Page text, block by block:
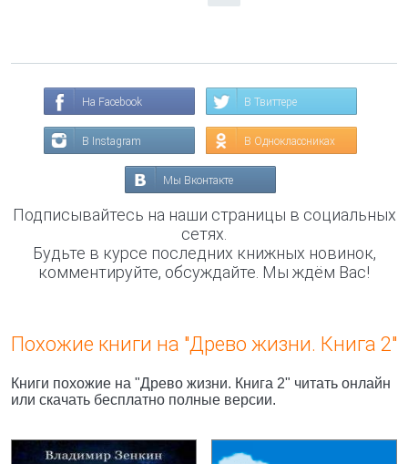
На Facebook В Твиттере
В Instagram В Одноклассниках
Мы Вконтакте
Подписывайтесь на наши страницы в социальных
сетях.
Будьте в курсе последних книжных новинок,
комментируйте, обсуждайте. Мы ждём Вас!
Похожие книги на "Древо жизни. Книга 2"
Книги похожие на "Древо жизни. Книга 2" читать онлайн
или скачать бесплатно полные версии.